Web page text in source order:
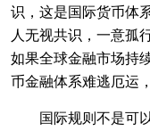
识，这是国际货币体
人无视共识，一意孤
如果全球金融市场持
币金融体系难逃厄运
国际规则不是可以